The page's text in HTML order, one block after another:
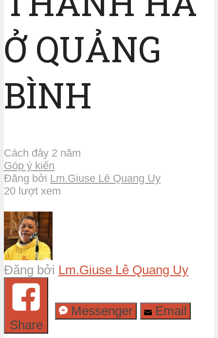
Ở QUẢNG
BÌNH
Cách đây 2 năm
Góp ý kiến
Đăng bởi Lm.Giuse Lê Quang Uy
20 lượt xem
Đăng bởi Lm.Giuse Lê Quang Uy
Share
Messenger Email